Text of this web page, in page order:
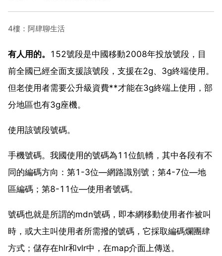
4樓：阿肆聊生活
有人用的。 152號段是中國移動2008年投放號段，目
前全國已經全面支援該號段，支援在2g、3g終端使用。
但老使用者需要公升級資費**才能在3g終端上使用，部
分地區也有3g座機。
使用該號段號碼。
手機號碼。我國使用的號碼為11位飢轎，其中各段有不
同的編碼方向：第1-3位—網路識別號；第4-7位—地
區編碼；第8-11位—使用者號碼。
號碼也就是所謂的mdn號碼，即本網移動使用者作被叫
時，或大主叫使用者所需撥的號碼，它採取編碼爛團肆
方式；儲存在hlr和vlr中，在map介面上傳送。